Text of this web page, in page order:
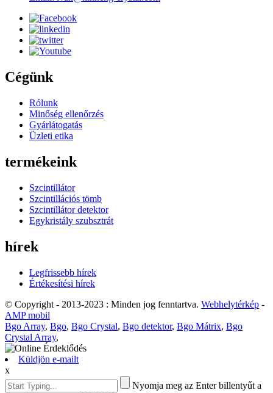
Cégünk
Rólunk
Minőség ellenőrzés
Gyárlátogatás
Üzleti etika
termékeink
Szcintillátor
Szcintillációs tömb
Szcintillátor detektor
Egykristály szubsztrát
hírek
Legfrissebb hírek
Értékesítési hírek
© Copyright - 2013-2023 : Minden jog fenntartva. Webhelytérkép -
AMP mobil
Bgo Array, Bgo, Bgo Crystal, Bgo detektor, Bgo Mátrix, Bgo
Crystal Array,
Küldjön e-mailt
x
Nyomja meg az Enter billentyűt a